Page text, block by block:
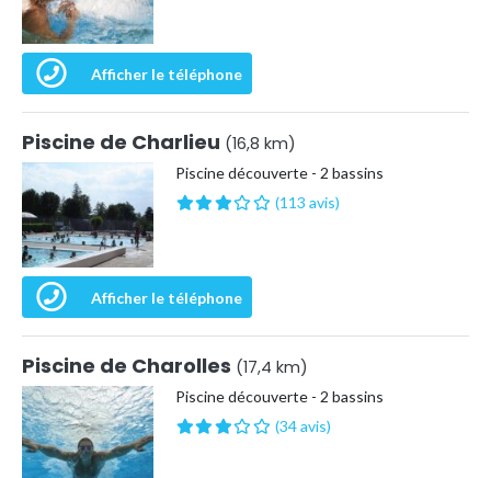
Afficher le téléphone
Piscine de Charlieu (16,8 km)
Piscine découverte - 2 bassins
(113 avis)
Afficher le téléphone
Piscine de Charolles (17,4 km)
Piscine découverte - 2 bassins
(34 avis)